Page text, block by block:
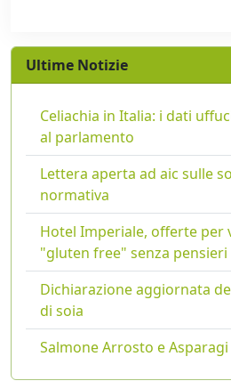
Ultime Notizie
Celiachia in Italia: i dati
al parlamento
Lettera aperta ad aic sulle
normativa
Hotel Imperiale, offerte per
"gluten free" senza pensieri
Dichiarazione aggiornata
di soia
Salmone Arrosto e Asparagi